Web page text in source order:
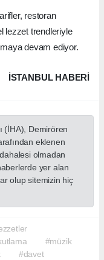
restoran
lezzet trendleriyle
devam ediyor.
İSTANBUL HABERİ
(İHA), Demirören
eklenen
olmadan
yer alan
olup sitemizin hiç
#müzik
#davet